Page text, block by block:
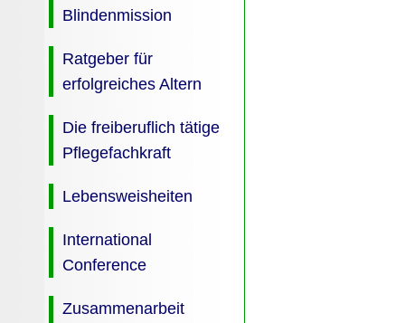
Blindenmission
Ratgeber für
erfolgreiches Altern
Die freiberuflich tätige
Pflegefachkraft
Lebensweisheiten
International
Conference
Zusammenarbeit